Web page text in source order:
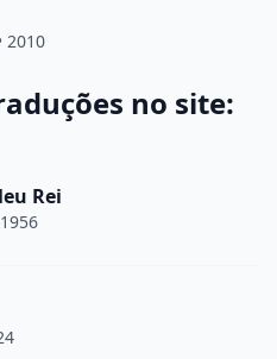
2010
no site:
Rei